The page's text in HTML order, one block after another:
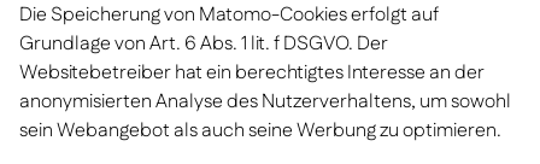
Die Speicherung von Matomo-Cookies erfolgt auf
Grundlage von Art. 6 Abs. 1 lit. f DSGVO. Der
Websitebetreiber hat ein berechtigtes Interesse an der
anonymisierten Analyse des Nutzerverhaltens, um sowohl
sein Webangebot als auch seine Werbung zu optimieren.